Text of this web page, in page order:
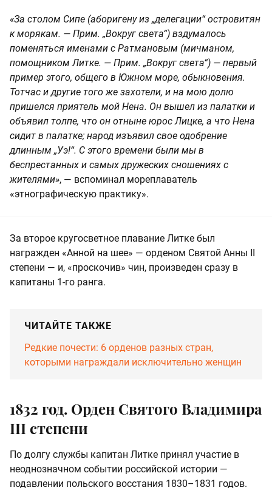
«За столом Сипе (аборигену из „делегации“ островитян
к морякам. — Прим. „Вокруг света“) вздумалось
поменяться именами с Ратмановым (мичманом,
помощником Литке. — Прим. „Вокруг света“) — первый
пример этого, общего в Южном море, обыкновения.
Тотчас и другие того же захотели, и на мою долю
пришелся приятель мой Нена. Он вышел из палатки и
объявил толпе, что он отныне юрос Лицке, а что Нена
сидит в палатке; народ изъявил свое одобрение
длинным „Уэ!“. С этого времени были мы в
беспрестанных и самых дружеских сношениях с
жителями», — вспоминал мореплаватель
«этнографическую практику».
За второе кругосветное плавание Литке был
награжден «Анной на шее» — орденом Святой Анны II
степени — и, «проскочив» чин, произведен сразу в
капитаны 1-го ранга.
ЧИТАЙТЕ ТАКЖЕ
Редкие почести: 6 орденов разных стран,
которыми награждали исключительно женщин
1832 год. Орден Святого Владимира
III степени
По долгу службы капитан Литке принял участие в
неоднозначном событии российской истории —
подавлении польского восстания 1830–1831 годов.